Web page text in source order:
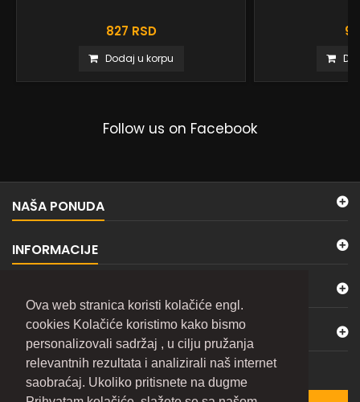
Ova web stranica koristi kolačiće engl.
cookies Kolačiće koristimo kako bismo
personalizovali sadržaj , u cilju pružanja
relevantnih rezultata i analizirali naš internet
saobraćaj. Ukoliko pritisnete na dugme
827 RSD
Dodaj u korpu
Follow us on Facebook
NAŠA PONUDA
INFORMACIJE
KONTAKTIRAJTE NAS
BILTEN